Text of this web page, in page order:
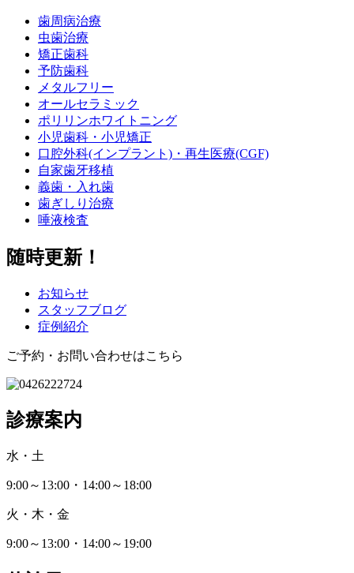
歯周病治療
虫歯治療
矯正歯科
予防歯科
メタルフリー
オールセラミック
ポリリンホワイトニング
小児歯科・小児矯正
口腔外科(インプラント)・再生医療(CGF)
自家歯牙移植
義歯・入れ歯
歯ぎしり治療
唾液検査
随時更新！
お知らせ
スタッフブログ
症例紹介
ご予約・お問い合わせはこちら
診療案内
水・土
9:00～13:00・14:00～18:00
火・木・金
9:00～13:00・14:00～19:00